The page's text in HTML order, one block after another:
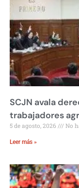
SCJN avala
trabajadores
5 de agosto, 2026 No
Leer más »